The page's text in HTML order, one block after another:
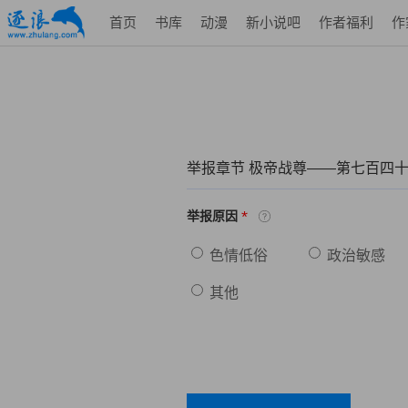
首页 书库 动漫 新小说吧 作者福利 作
举报章节 极帝战尊——第七百
举报原因 *
色情低俗 政治敏感
其他